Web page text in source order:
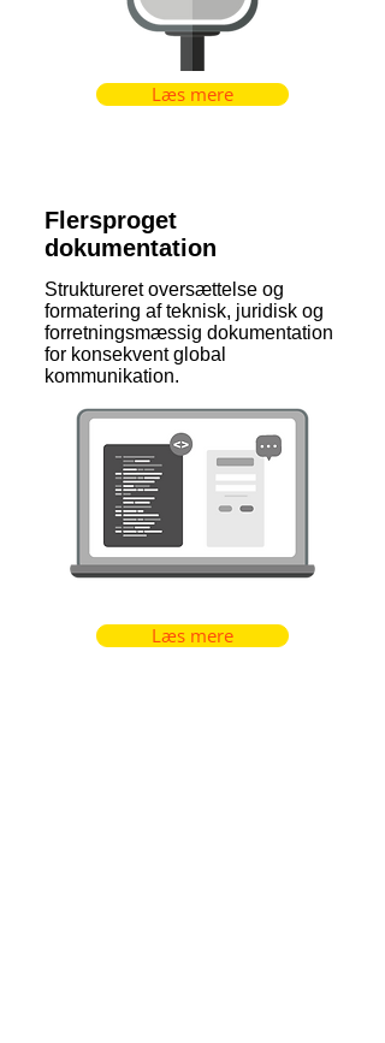
Læs mere
Flersproget
dokumentation
Struktureret oversættelse og
formatering af teknisk, juridisk og
forretningsmæssig dokumentation
for konsekvent global
kommunikation.
Læs mere